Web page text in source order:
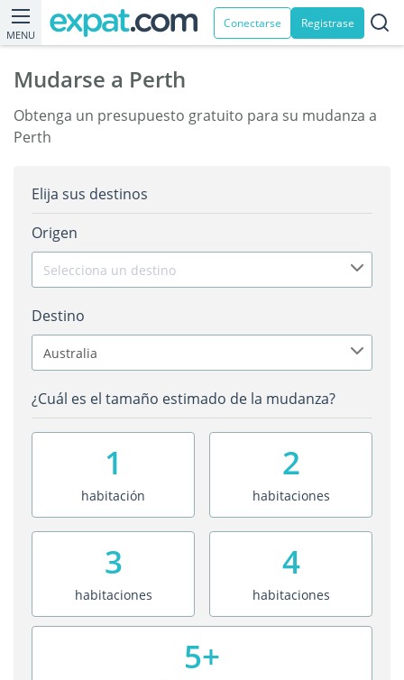
MENU
Conectarse Registrase
Mudarse a Perth
Obtenga un presupuesto gratuito para su mudanza a
Perth
Elija sus destinos
Origen
Selecciona un destino
Destino
Australia
¿Cuál es el tamaño estimado de la mudanza?
1
habitación
2
habitaciones
3
habitaciones
4
habitaciones
5+